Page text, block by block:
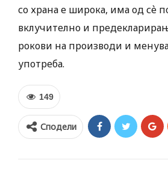
со храна е широка, има од сѐ
вклучително и
рокови на производи и
употреба.
149
Сподели